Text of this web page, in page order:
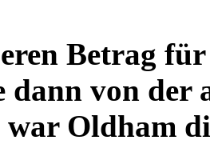
Betrag
dann von
Oldham